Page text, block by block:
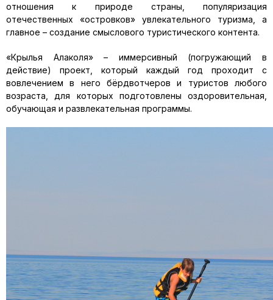
отношения к природе страны, популяризация
отечественных «островков» увлекательного туризма, а
главное – создание смыслового туристического контента.
«Крылья Алаколя» – иммерсивный (погружающий в
действие) проект, который каждый год проходит с
вовлечением в него бёрдвотчеров и туристов любого
возраста, для которых подготовлены оздоровительная,
обучающая и развлекательная программы.